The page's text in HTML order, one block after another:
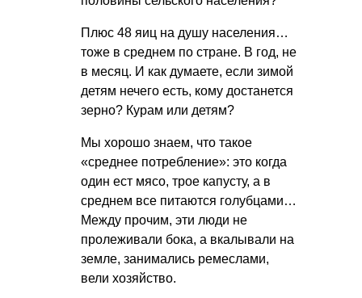
Плюс 48 яиц на душу населения…
тоже в среднем по стране. В год, не
в месяц. И как думаете, если зимой
детям нечего есть, кому достанется
зерно? Курам или детям?
Мы хорошо знаем, что такое
«среднее потребление»: это когда
один ест мясо, трое капусту, а в
среднем все питаются голубцами…
Между прочим, эти люди не
пролеживали бока, а вкалывали на
земле, занимались ремеслами,
вели хозяйство.